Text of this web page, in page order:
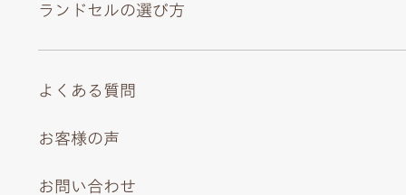
ランドセルの選び方
よくある質問
お客様の声
お問い合わせ